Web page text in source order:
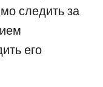
следить за
его